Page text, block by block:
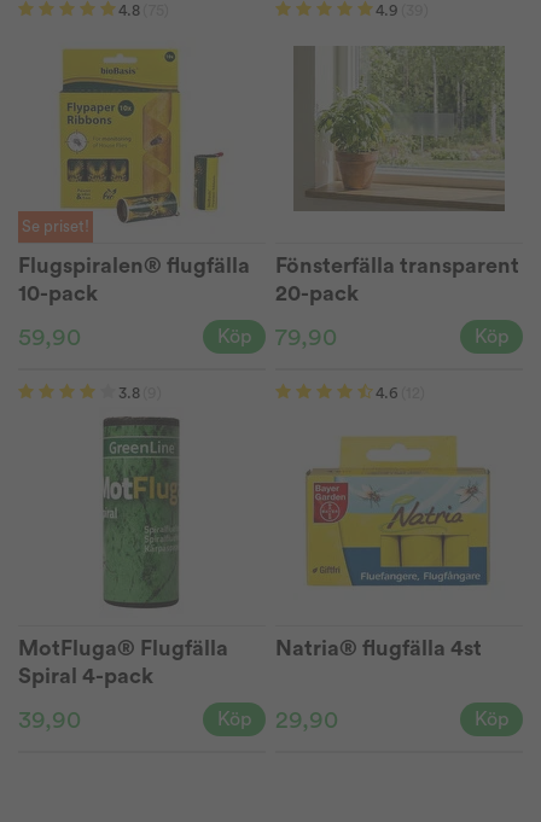
4.8
Se priset!
Flugspiralen® flugfälla
10-pack
59,90 Köp
4.9
Fönsterfälla transparent
20-pack
79,90 Köp
3.8
MotFluga® Flugfälla
Spiral 4-pack
39,90 Köp
4.6
Natria® flugfälla 4st
29,90 Köp